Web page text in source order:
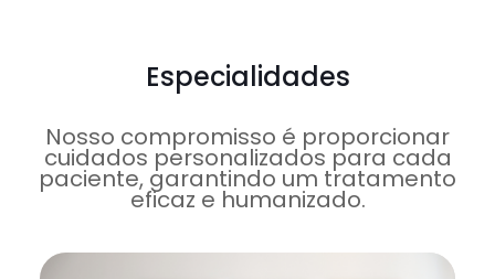
Especialidades
Nosso compromisso é proporcionar
cuidados personalizados para cada
paciente, garantindo um tratamento
eficaz e humanizado.